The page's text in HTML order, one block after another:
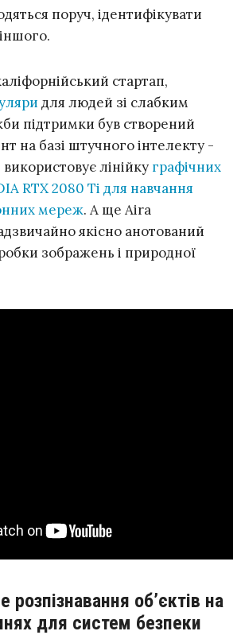
поруч, ідентифікувати
стартап,
для людей зі слабким
підтримки був створений
на базі штучного інтелекту -
лінійку графічних
RTX 2080 Ti для навчання
мереж. А ще Aira
якісно анотований
зображень і природної
розпізнавання об’єктів на
для систем безпеки